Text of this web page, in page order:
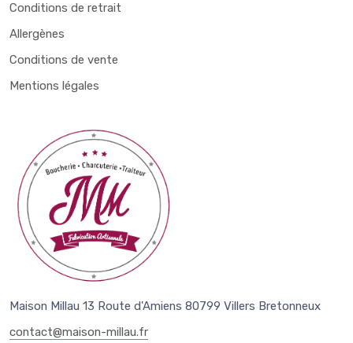
Conditions de retrait
Allergènes
Conditions de vente
Mentions légales
Maison Millau 13 Route d'Amiens 80799 Villers Bretonneux
contact@maison-millau.fr